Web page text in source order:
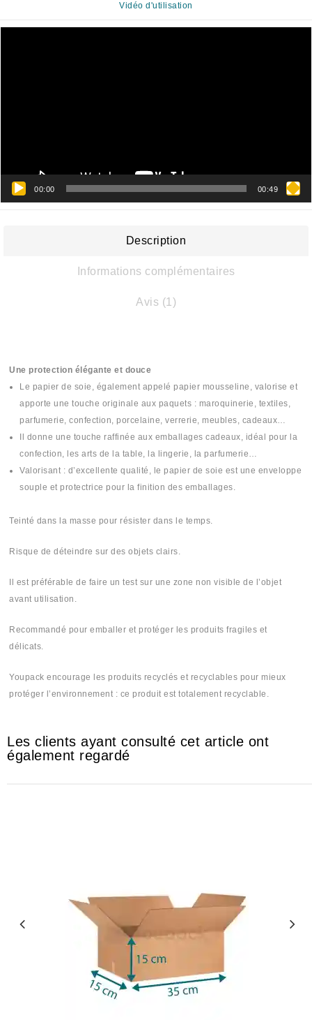
Vidéo d'utilisation
00:00 00:49
Description
Informations complémentaires
Avis (1)
Une protection élégante et douce
Le papier de soie, également appelé papier mousseline, valorise et
apporte une touche originale aux paquets : maroquinerie, textiles,
parfumerie, confection, porcelaine, verrerie, meubles, cadeaux…
Il donne une touche raffinée aux emballages cadeaux, idéal pour la
confection, les arts de la table, la lingerie, la parfumerie…
Valorisant : d’excellente qualité, le papier de soie est une enveloppe
souple et protectrice pour la finition des emballages.
Teinté dans la masse pour résister dans le temps.
Risque de déteindre sur des objets clairs.
Il est préférable de faire un test sur une zone non visible de l’objet
avant utilisation.
Recommandé pour emballer et protéger les produits fragiles et
délicats.
Youpack encourage les produits recyclés et recyclables pour mieux
protéger l’environnement : ce produit est totalement recyclable.
Les clients ayant consulté cet article ont
également regardé